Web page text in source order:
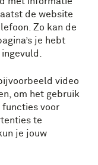
de website
Zo kan de
je hebt
video
om het gebruik
functies voor
te
je jouw
Militair vertelt
Missies
parels